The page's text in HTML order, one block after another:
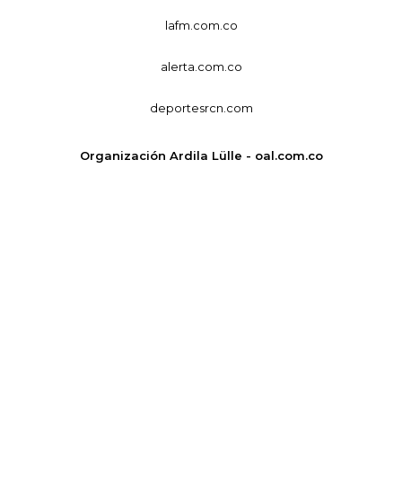
lafm.com.co
alerta.com.co
deportesrcn.com
Organización Ardila Lülle - oal.com.co